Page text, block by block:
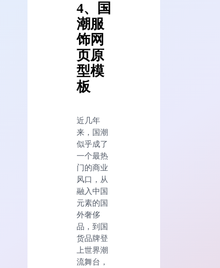
4、国
潮服
饰网
页原
型模
板
近几年
来，国潮
似乎成了
一个最热
门的商业
风口，从
融入中国
元素的国
外奢侈
品，到国
货品牌登
上世界潮
流舞台，